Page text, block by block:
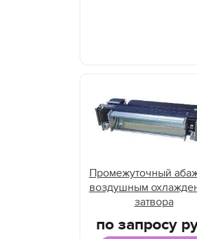
Промежуточный
воздушным
затвора
по запросу